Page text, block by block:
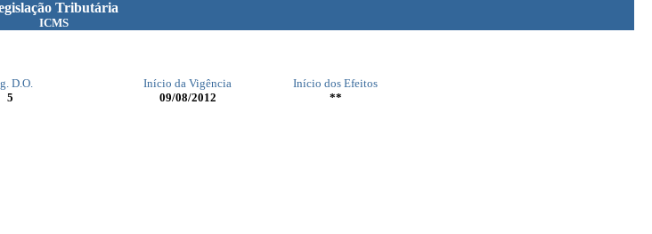
Tributária
ICMS
D.O. Início da Vigência
Início dos Efeitos
5 09/08/2012 **